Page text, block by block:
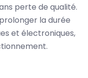
perte de qualité.
la durée
et électroniques,